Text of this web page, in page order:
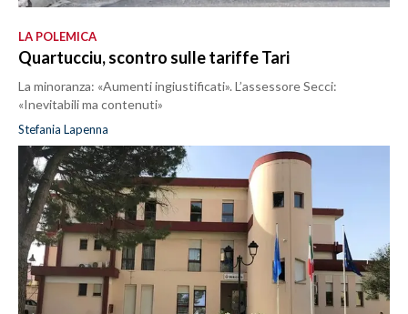
LA POLEMICA
Quartucciu, scontro sulle tariffe Tari
La minoranza: «Aumenti ingiustificati». L’assessore Secci:
«Inevitabili ma contenuti»
Stefania Lapenna